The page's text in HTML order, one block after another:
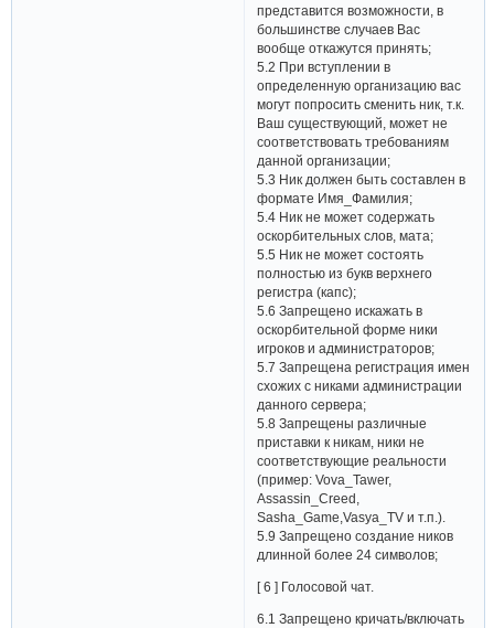
представится возможности, в
большинстве случаев Вас
вообще откажутся принять;
5.2 При вступлении в
определенную организацию вас
могут попросить сменить ник, т.к.
Ваш существующий, может не
соответствовать требованиям
данной организации;
5.3 Ник должен быть составлен в
формате Имя_Фамилия;
5.4 Ник не может содержать
оскорбительных слов, мата;
5.5 Ник не может состоять
полностью из букв верхнего
регистра (капс);
5.6 Запрещено искажать в
оскорбительной форме ники
игроков и администраторов;
5.7 Запрещена регистрация имен
схожих с никами администрации
данного сервера;
5.8 Запрещены различные
приставки к никам, ники не
соответствующие реальности
(пример: Vova_Tawer,
Assassin_Creed,
Sasha_Game,Vasya_TV и т.п.).
5.9 Запрещено создание ников
длинной более 24 символов;
[ 6 ] Голосовой чат.
6.1 Запрещено кричать/включать